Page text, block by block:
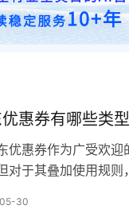
惠券有哪些类
优惠券作为广受欢
对于其叠加使用规则
30